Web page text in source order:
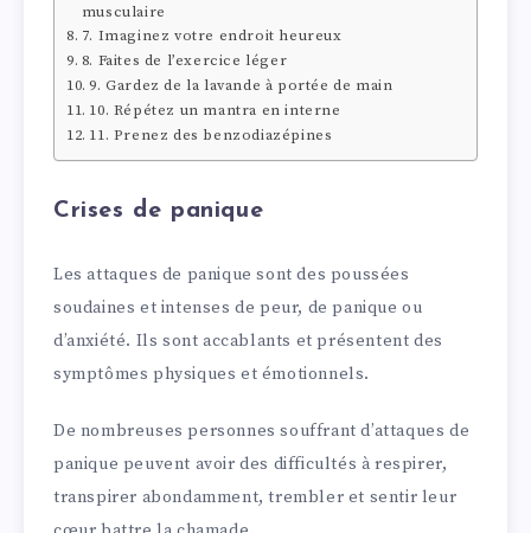
musculaire
7. Imaginez votre endroit heureux
8. Faites de l’exercice léger
9. Gardez de la lavande à portée de main
10. Répétez un mantra en interne
11. Prenez des benzodiazépines
Crises de panique
Les attaques de panique sont des poussées
soudaines et intenses de peur, de panique ou
d’anxiété. Ils sont accablants et présentent des
symptômes physiques et émotionnels.
De nombreuses personnes souffrant d’attaques de
panique peuvent avoir des difficultés à respirer,
transpirer abondamment, trembler et sentir leur